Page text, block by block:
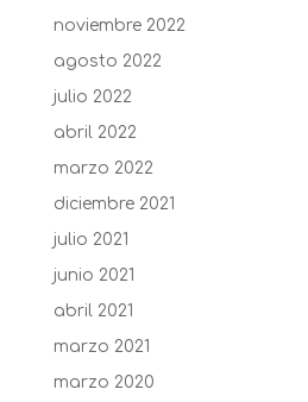
noviembre 2022
agosto 2022
julio 2022
abril 2022
marzo 2022
diciembre 2021
julio 2021
junio 2021
abril 2021
marzo 2021
marzo 2020